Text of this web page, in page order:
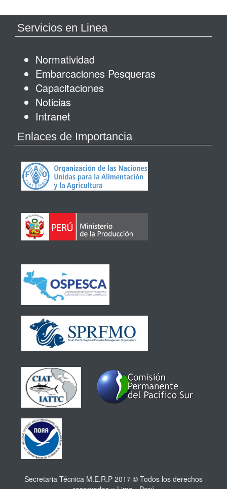
Servicios en Linea
Normatividad
Embarcaciones Pesqueras
Capacitaciones
Noticias
Intranet
Enlaces de Importancia
Secretaria Técnica M.E.R.P 2017 © Todos los derechos